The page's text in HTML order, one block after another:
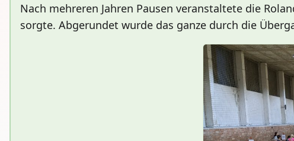
Nach mehreren Jahren Pausen veranstaltete die
sorgte. Abgerundet wurde das ganze durch die